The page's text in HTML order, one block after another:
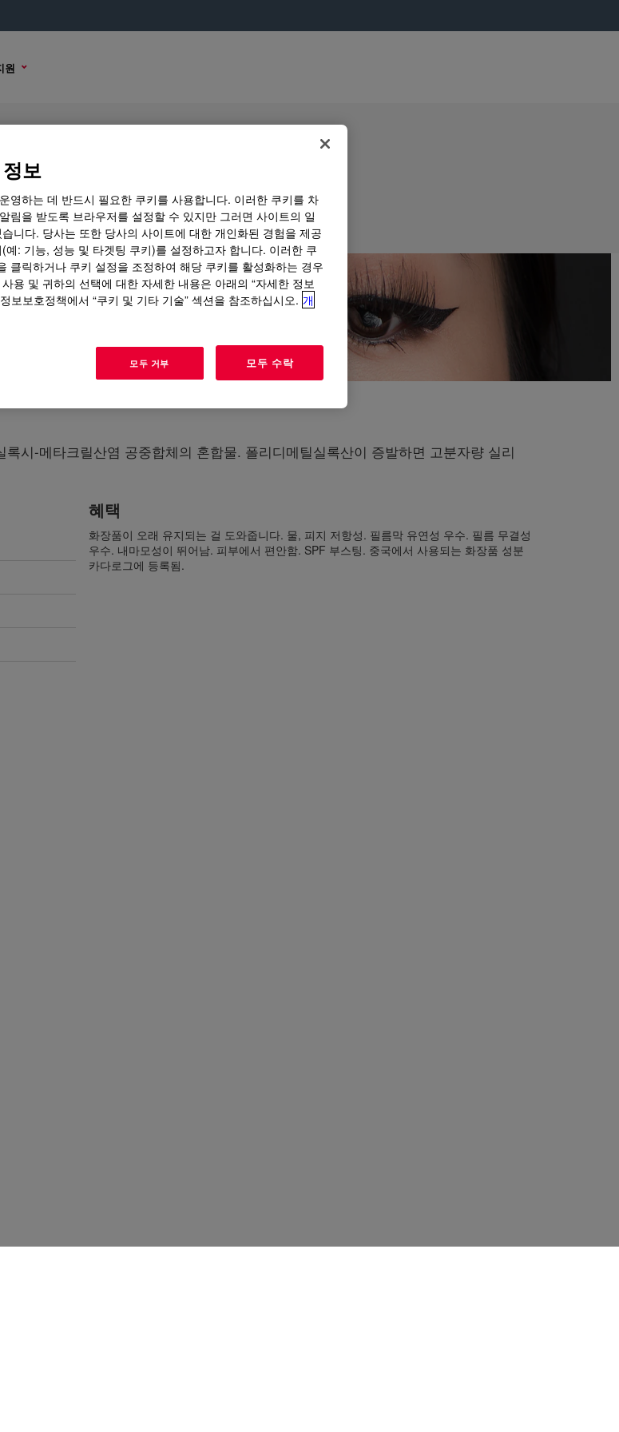
원
옵션
시-메타크릴산염 공중합체의 혼합물. 폴리디메틸실록산이 증발하면 고분자량 실리
혜택
화장품이 오래 유지되는 걸 도와줍니다. 물, 피지 저항성. 필름막 유연성 우수. 필름 무결성
우수. 내마모성이 뛰어남. 피부에서 편안함. SPF 부스팅. 중국에서 사용되는 화장품 성분
카다로그에 등록됨.
보
영하는 데 반드시 필요한 쿠키를 사용합니다. 이러한 쿠키를 차
림을 받도록 브라우저를 설정할 수 있지만 그러면 사이트의 일
니다. 당사는 또한 당사의 사이트에 대한 개인화된 경험을 제공
: 기능, 성능 및 타겟팅 쿠키)를 설정하고자 합니다. 이러한 쿠
클릭하거나 쿠키 설정을 조정하여 해당 쿠키를 활성화하는 경우
용 및 귀하의 선택에 대한 자세한 내용은 아래의 “자세한 정보
보보호정책에서 “쿠키 및 기타 기술” 섹션을 참조하십시오. 개
모두 거부 모두 수락